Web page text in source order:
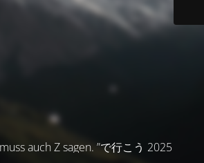
auch Z sagen. ”で行こう 2025